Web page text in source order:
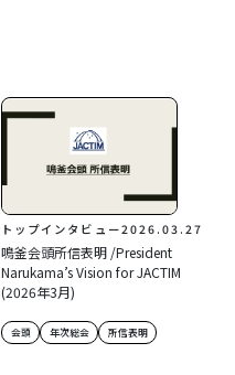
トップインタビュー2026.03.27
鳴釜会頭所信表明 /President
Narukama’s Vision for JACTIM
(2026年3月)
会頭 年次総会 所信表明